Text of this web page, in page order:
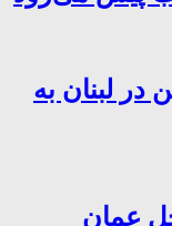
لبنان به
عمان